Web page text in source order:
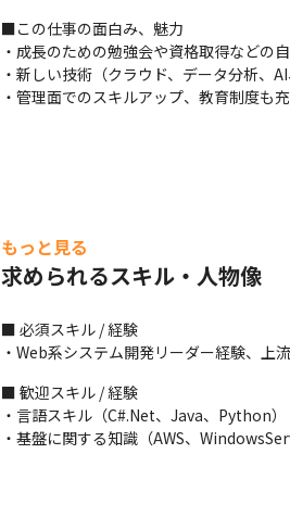
■この仕事の面白み、魅力
・成長のための勉強会や資格取得などの
・新しい技術（クラウド、データ分析、
・管理面でのスキルアップ、教育制度も
もっと見る
求められるスキル・人物像
■ 必須スキル / 経験
・Web系システム開発リーダー経験、上
■ 歓迎スキル / 経験
・言語スキル（C#.Net、Java、Python）
・基盤に関する知識（AWS、